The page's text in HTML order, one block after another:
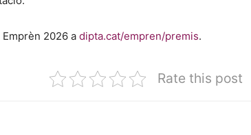
2026 a dipta.cat/empren/premis.
Rate this post